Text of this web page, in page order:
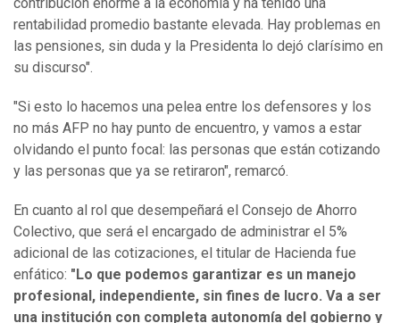
contribución enorme a la economía y ha tenido una
rentabilidad promedio bastante elevada. Hay problemas en
las pensiones, sin duda y la Presidenta lo dejó clarísimo en
su discurso".
"Si esto lo hacemos una pelea entre los defensores y los
no más AFP no hay punto de encuentro, y vamos a estar
olvidando el punto focal: las personas que están cotizando
y las personas que ya se retiraron", remarcó.
En cuanto al rol que desempeñará el Consejo de Ahorro
Colectivo, que será el encargado de administrar el 5%
adicional de las cotizaciones, el titular de Hacienda fue
enfático: "Lo que podemos garantizar es un manejo
profesional, independiente, sin fines de lucro. Va a ser
una institución con completa autonomía del gobierno y